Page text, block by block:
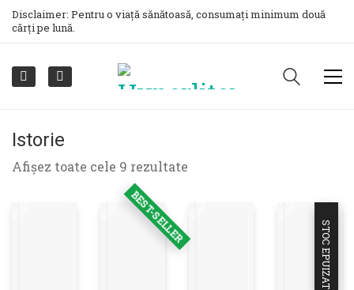
Disclaimer: Pentru o viață sănătoasă, consumați minimum două
cărți pe lună.
Istorie
Afișez toate cele 9 rezultate
recente
BEST-SELLER
STOC EPUIZAT